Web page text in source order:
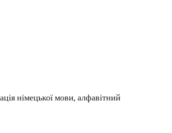
німецької мови, алфавітний